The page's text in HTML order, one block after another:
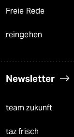
Freie Rede
reingehen
Newsletter
team zukunft
taz frisch